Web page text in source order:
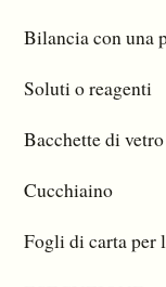
Bilancia con una
Soluti o reagenti
Bacchette di vetro
Cucchiaino
Fogli di carta per